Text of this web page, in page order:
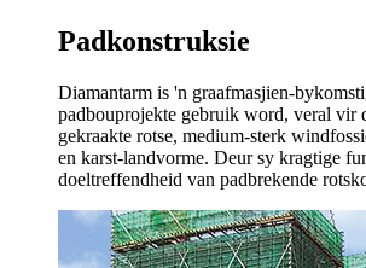
Padkonstruksie
Diamantarm is 'n graafmasjien-
padbouprojekte gebruik word, veral vir
gekraakte rotse, medium-sterk
en karst-landvorme. Deur sy kragtige
doeltreffendheid van padbrekende